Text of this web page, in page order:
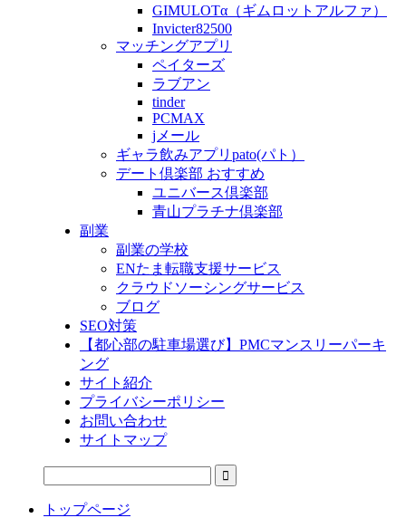
GIMULOTα（ギムロットアルファ）
Invicter82500
マッチングアプリ
ペイターズ
ラブアン
tinder
PCMAX
jメール
ギャラ飲みアプリpato(パト）
デート倶楽部 おすすめ
ユニバース倶楽部
青山プラチナ倶楽部
副業
副業の学校
ENたま転職支援サービス
クラウドソーシングサービス
ブログ
SEO対策
【都心部の駐車場選び】PMCマンスリーパーキ
ング
サイト紹介
プライバシーポリシー
お問い合わせ
サイトマップ
トップページ